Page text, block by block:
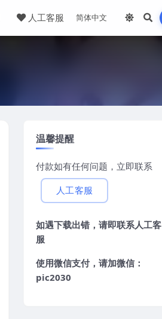
人工客服
温馨提醒
付款如有任何问题，立即联系
人工客服
如遇下载出错，请即联系人工客
服
使用微信支付，请加微信：
pic2030